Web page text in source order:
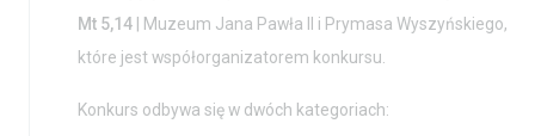
BIP
Wolontariat
Kolekcja im. Jana
Pawła II
Mt 5,14 | Muzeum Jana Pawła II i Prymasa Wyszyńskiego,
które jest współorganizatorem konkursu.
Konkurs odbywa się w dwóch kategoriach: